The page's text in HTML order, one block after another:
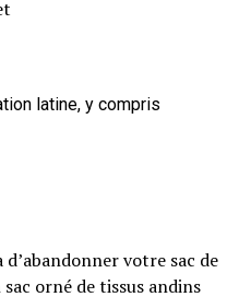
latine, y compris
votre sac de
orné de tissus andins